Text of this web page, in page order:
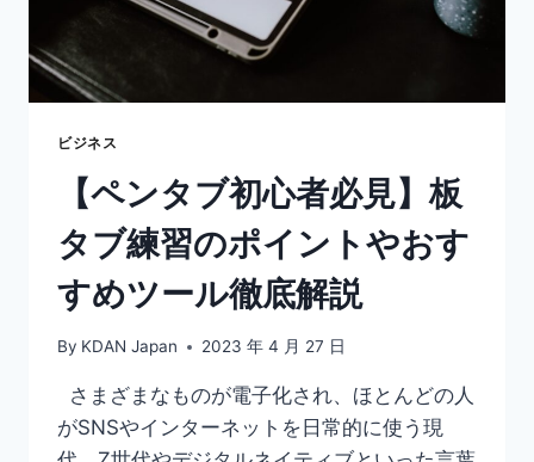
解
る
こ
と・
課
題
ビジネス
【ペンタブ初心者必見】板
タブ練習のポイントやおす
すめツール徹底解説
By KDAN Japan 2023 年 4 月 27 日
さまざまなものが電子化され、ほとんどの人
がSNSやインターネットを日常的に使う現